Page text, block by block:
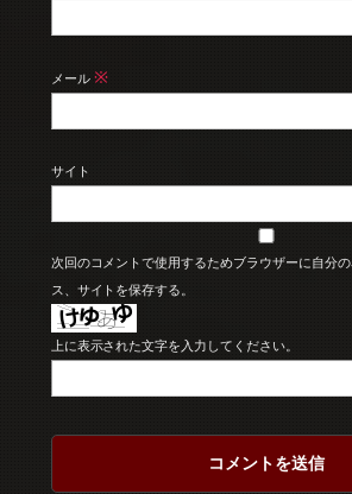
メール ※
サイト
次回のコメントで使用するためブラウザーに自分
ス、サイトを保存する。
上に表示された文字を入力してください。